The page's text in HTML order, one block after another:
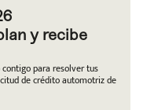
y recibe
para resolver tus
de crédito automotriz de